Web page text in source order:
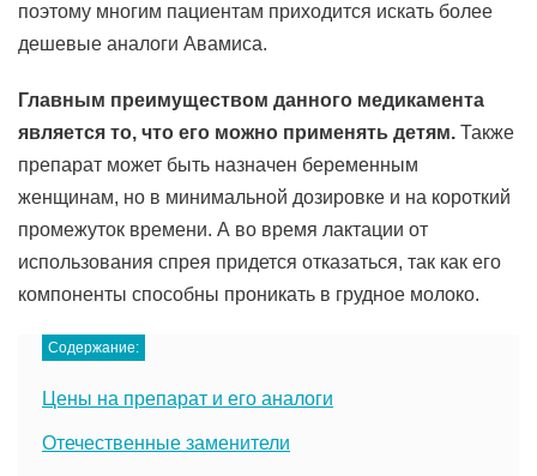
поэтому многим пациентам приходится искать более
дешевые аналоги Авамиса.
Главным преимуществом данного медикамента
является то, что его можно применять детям. Также
препарат может быть назначен беременным
женщинам, но в минимальной дозировке и на короткий
промежуток времени. А во время лактации от
использования спрея придется отказаться, так как его
компоненты способны проникать в грудное молоко.
Содержание:
Цены на препарат и его аналоги
Отечественные заменители